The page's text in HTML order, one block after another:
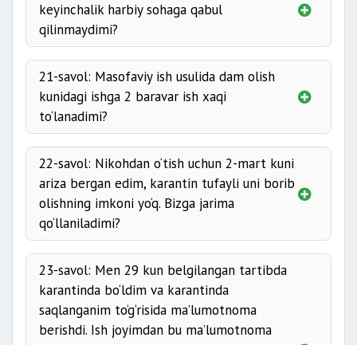
keyinchalik harbiy sohaga qabul
qilinmaydimi?
21-savol: Masofaviy ish usulida dam olish
kunidagi ishga 2 baravar ish xaqi
to‘lanadimi?
22-savol: Nikohdan o‘tish uchun 2-mart kuni
ariza bergan edim, karantin tufayli uni borib
olishning imkoni yo‘q. Bizga jarima
qo‘llaniladimi?
23-savol: Men 29 kun belgilangan tartibda
karantinda bo‘ldim va karantinda
saqlanganim to‘g‘risida ma’lumotnoma
berishdi. Ish joyimdan bu ma’lumotnoma